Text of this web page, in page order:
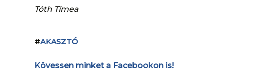
Tóth Tímea
#AKASZTÓ
Kövessen minket a Facebookon is!